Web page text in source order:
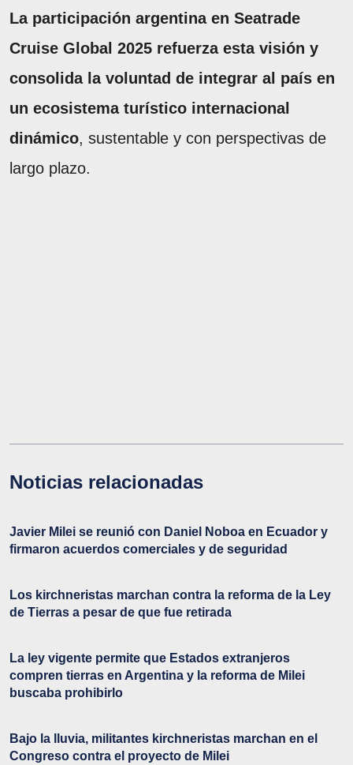
La participación argentina en Seatrade
Cruise Global 2025 refuerza esta visión y
consolida la voluntad de integrar al país en
un ecosistema turístico internacional
dinámico, sustentable y con perspectivas de
largo plazo.
Noticias relacionadas
Javier Milei se reunió con Daniel Noboa en Ecuador y
firmaron acuerdos comerciales y de seguridad
Los kirchneristas marchan contra la reforma de la Ley
de Tierras a pesar de que fue retirada
La ley vigente permite que Estados extranjeros
compren tierras en Argentina y la reforma de Milei
buscaba prohibirlo
Bajo la lluvia, militantes kirchneristas marchan en el
Congreso contra el proyecto de Milei